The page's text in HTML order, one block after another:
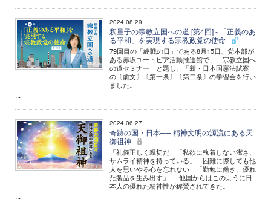
2024.08.29
釈量子の宗教立国への道 [第4回] - 「正義のあ
る平和」を実現する宗教政党の使命
79回目の「終戦の日」である8月15日、党本部が
ある赤坂ユートピア活動推進館で、「宗教立国へ
の道セミナー」と題し、「新・日本国憲法試案」
の〔前文〕〔第一条〕〔第二条〕の学習会を行い
ました。
...
2024.06.27
奇跡の国・日本── 精神文明の源流にある天
御祖神
「礼儀正しく親切だ」「私欲に執着しない潔さ、
サムライ精神を持っている」「困難に際しても他
人を思いやる心を忘れない」「勤勉に働き、優れ
た製品を生み出す」──他国からはこのように日
本人の優れた精神性が称賛されてきた。
...